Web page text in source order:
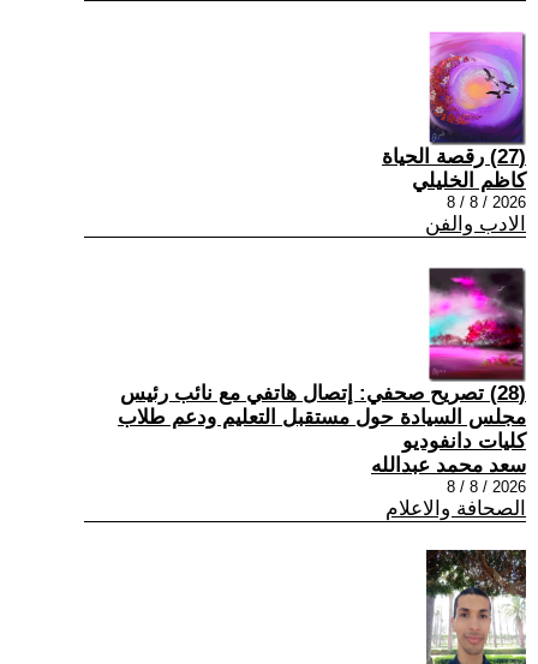
(27) رقصة الحياة
كاظم الخليلي
2026 / 8 / 8
الادب والفن
(28) تصريح صحفي: إتصال هاتفي مع نائب رئيس
مجلس السيادة حول مستقبل التعليم ودعم طلاب
كليات دانفوديو
سعد محمد عبدالله
2026 / 8 / 8
الصحافة والاعلام